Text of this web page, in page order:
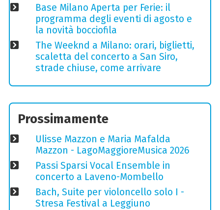
Base Milano Aperta per Ferie: il
programma degli eventi di agosto e
la novità bocciofila
The Weeknd a Milano: orari, biglietti,
scaletta del concerto a San Siro,
strade chiuse, come arrivare
Prossimamente
Ulisse Mazzon e Maria Mafalda
Mazzon - LagoMaggioreMusica 2026
Passi Sparsi Vocal Ensemble in
concerto a Laveno-Mombello
Bach, Suite per violoncello solo I -
Stresa Festival a Leggiuno